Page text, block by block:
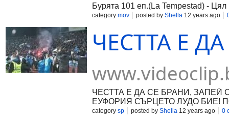
Бурята 101 еп.(La Tempestad) -
category mov posted by Shella 12 years ago
ЧЕСТТА Е
ЧЕСТТА Е ДА СЕ БРАНИ, ЗАПЕЙ
ЕУФОРИЯ СЪРЦЕТО ЛУДО БИЕ!
category sp posted by Shella 12 years ago 0